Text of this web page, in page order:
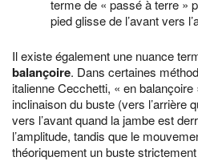
terme de « passé à terre »
pied glisse de l’avant vers
Il existe également une nuance
balançoire. Dans certaines
italienne Cecchetti, « en
inclinaison du buste (vers l’arrière
vers l’avant quand la jambe est
l’amplitude, tandis que le
théoriquement un buste